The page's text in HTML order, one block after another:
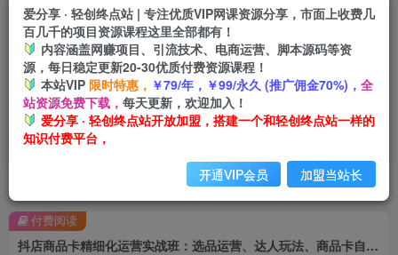
加入会员享受权益福利
抖店商品卡精细化运营实战班：选品运营、达人玩法、商品卡自然流、抖店起店高阶玩法
付费阅读
爱分享 · 轻创终点站 | 专注优质VIP网课资源分享，市面上收费几
百几千的项目资源课程这里全部都有！
内容涵盖网赚项目、引流技术、电商运营、脚本源码等资
源，每日稳定更新20-30优质付费资源课程！
本站VIP 限时特惠， ￥79/年，￥99/永久 (推广佣金70%)， 全
站资源免费下载， 每天更新，欢迎加入！
爱分享 · 轻创终点站开放加盟，搭建一个和轻创终点站一样的
知识付费平台，
开通VIP会员 加盟当站长